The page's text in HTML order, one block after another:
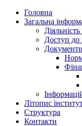
Головна
Загальна
Доступ до
Документи
Літопис
Структура
Контакти